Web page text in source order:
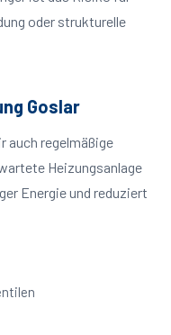
oder strukturelle
Goslar
auch regelmäßige
Heizungsanlage
Energie und reduziert